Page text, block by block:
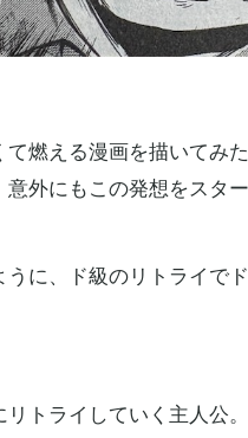
燃える漫画を描いてみ
外にもこの発想をスタ
に、ド級のリトライで
トライしていく主人公